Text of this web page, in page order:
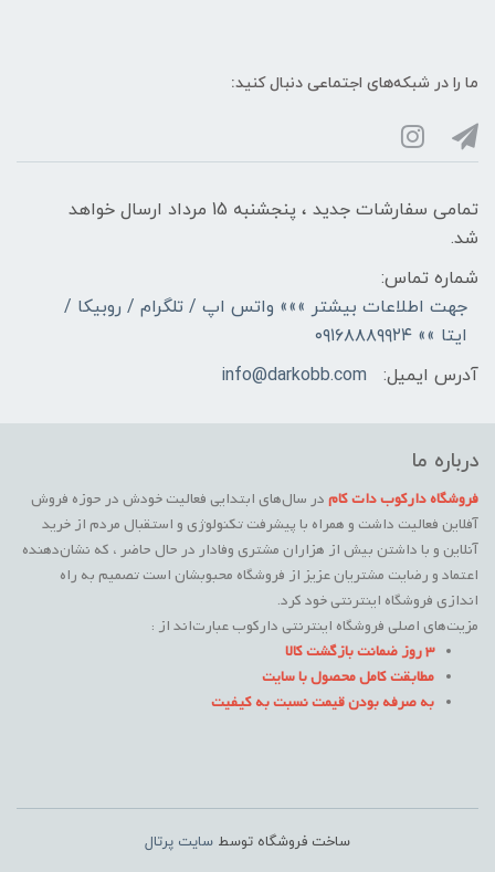
ما را در شبکه‌های اجتماعی دنبال کنید:
تمامی سفارشات جدید ، پنجشنبه 15 مرداد ارسال خواهد
شد.
شماره تماس:
جهت اطلاعات بیشتر »»» واتس اپ / تلگرام / روبیکا /
ایتا »» ۰۹۱۶۸۸۸۹۹۲۴
آدرس ایمیل:
info@darkobb.com
درباره ما
فروشگاه دارکوب دات کامدر سال‌های ابتدایی فعالیت خودش در حوزه فروش
آفلاین فعالیت داشت و همراه با پیشرفت تکنولوژی و استقبال مردم از خرید
آنلاین و با داشتن بیش از هزاران مشتری وفادار در حال حاضر ، که نشان‌دهنده
اعتماد و رضایت مشتریان عزیز از فروشگاه محبوبشان است تصمیم به راه
اندازی فروشگاه اینترنتی خود کرد.
مزیت‌های اصلی فروشگاه اینترنتی دارکوب عبارت‌اند از :
3 روز ضمانت بازگشت کالا
مطابقت کامل محصول با سایت
به صرفه بودن قیمت نسبت به کیفیت
ساخت فروشگاه توسط سایت پرتال